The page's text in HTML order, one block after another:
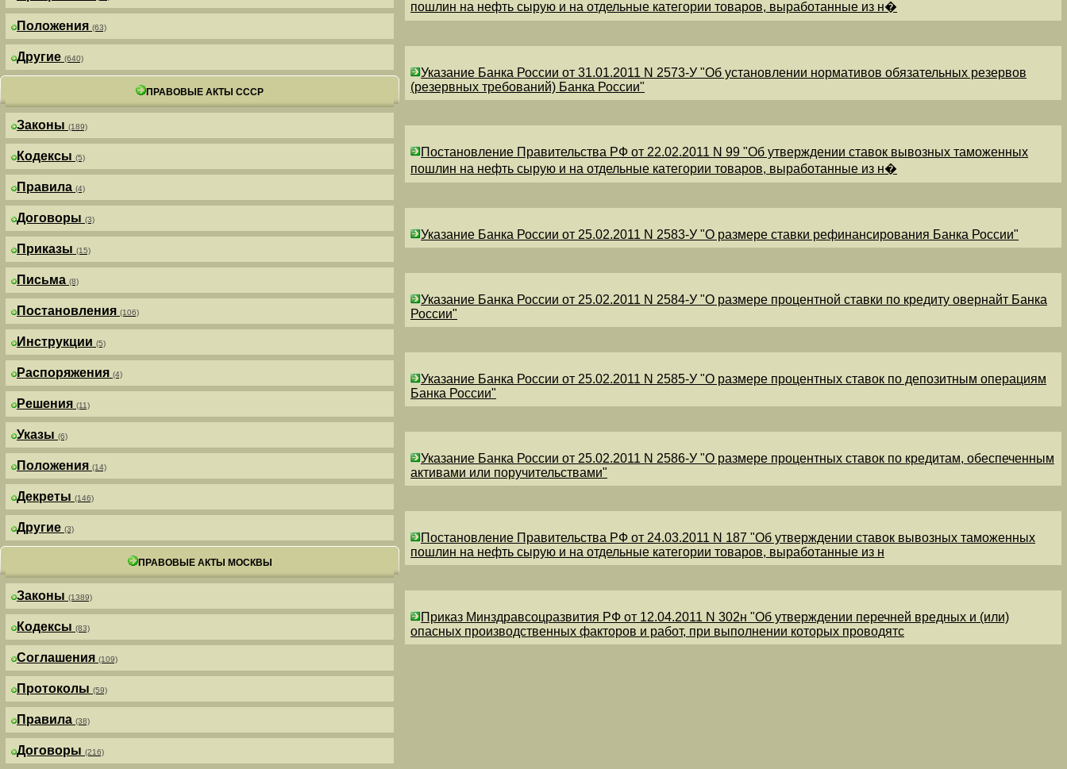
Положения (63)
Другие (640)
ПРАВОВЫЕ АКТЫ СССР
Законы (189)
Кодексы (5)
Правила (4)
Договоры (3)
Приказы (15)
Письма (8)
Постановления (106)
Инструкции (5)
Распоряжения (4)
Решения (11)
Указы (6)
Положения (14)
Декреты (146)
Другие (3)
ПРАВОВЫЕ АКТЫ МОСКВЫ
Законы (1389)
Кодексы (83)
Соглашения (109)
Протоколы (59)
Правила (38)
Договоры (216)
пошлин на нефть сырую и на отдельные категории товаров, выработанные из н�
Указание Банка России от 31.01.2011 N 2573-У "Об установлении нормативов обязательных резервов
(резервных требований) Банка России"
Постановление Правительства РФ от 22.02.2011 N 99 "Об утверждении ставок вывозных таможенных
пошлин на нефть сырую и на отдельные категории товаров, выработанные из н�
Указание Банка России от 25.02.2011 N 2583-У "О размере ставки рефинансирования Банка России"
Указание Банка России от 25.02.2011 N 2584-У "О размере процентной ставки по кредиту овернайт Банка
России"
Указание Банка России от 25.02.2011 N 2585-У "О размере процентных ставок по депозитным операциям
Банка России"
Указание Банка России от 25.02.2011 N 2586-У "О размере процентных ставок по кредитам, обеспеченным
активами или поручительствами"
Постановление Правительства РФ от 24.03.2011 N 187 "Об утверждении ставок вывозных таможенных
пошлин на нефть сырую и на отдельные категории товаров, выработанные из н
Приказ Минздравсоцразвития РФ от 12.04.2011 N 302н "Об утверждении перечней вредных и (или)
опасных производственных факторов и работ, при выполнении которых проводятс